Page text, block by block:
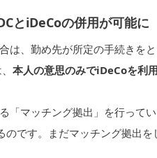
とiDeCoの併用が可能に
は、勤め先が所定の手続きを
本人の意思のみでiDeCoを利
「マッチング拠出」を行って
のです。まだマッチング拠出